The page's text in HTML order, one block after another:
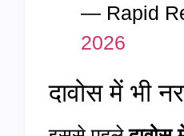
— Rapid
2026
दावोस में भी